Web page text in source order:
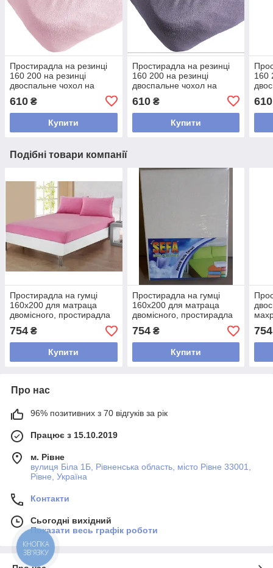
Простирадла на резинці
160 200 на резинці
двоспальне чохол на
матрац, простирадло для
матраца махрова Рожевий
610 ₴
Купити
Простирадла на резинці
160 200 на резинці
двоспальне чохол на
матрац, простирадло для
матраца махрова
Фіолетова
610₴
Купити
160
610
Подібні товари компанії
Простирадла на гумці
160х200 для матраца
двомісного, простирадла
натяжна 160х200 щільна
махрова Рожевий
754 ₴
Купити
Простирадла на гумці
160х200 для матраца
двомісного, простирадла
натяжна 160х200 щільна
махрова Білий
754₴
Купити
для
754
Про нас
96% позитивних з 70 відгуків за рік
Працює з 15.10.2019
м. Рівне
вулиця Біла 1Б, Рівненська область, місто Рівне 33001,
Рівне, Україна
Контакти
Сьогодні вихідний
Показати весь графік роботи
КНОПКА
ЗВ'ЯЗКУ